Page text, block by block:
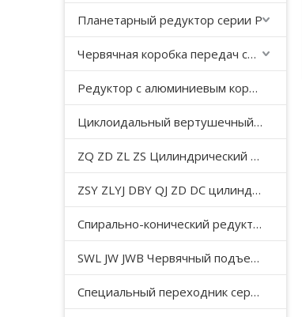
Планетарный редуктор серии P
Червячная коробка передач серии WP
Редуктор с алюминиевым корпусом серии NMRV
Циклоидальный вертушечный редуктор B/X
ZQ ZD ZL ZS Цилиндрический редуктор с мягкой поверхностью зуба
ZSY ZLYJ DBY QJ ZD DC цилиндрический зубчатый редуктор средней твердости с поверхностью зуба
Спирально-конический редуктор серии T
SWL JW JWB Червячный подъемный домкрат серии JWM
Специальный переходник серии YHJ для безгравитационного смесителя